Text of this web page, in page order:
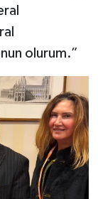
olurum.”